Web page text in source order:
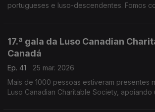
portugueses e luso-descendentes. Fomos
17.ª gala da Luso Canadian
Canadá
Ep. 41
25 mar. 2026
Mais de 1000 pessoas estiveram presentes
Luso Canadian Charitable Society, apoiando